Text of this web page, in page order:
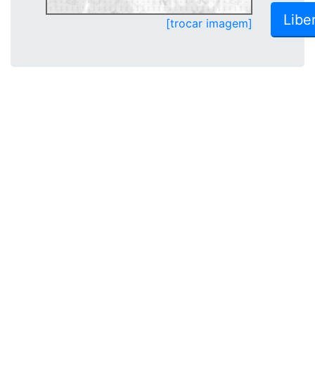
[trocar imagem]